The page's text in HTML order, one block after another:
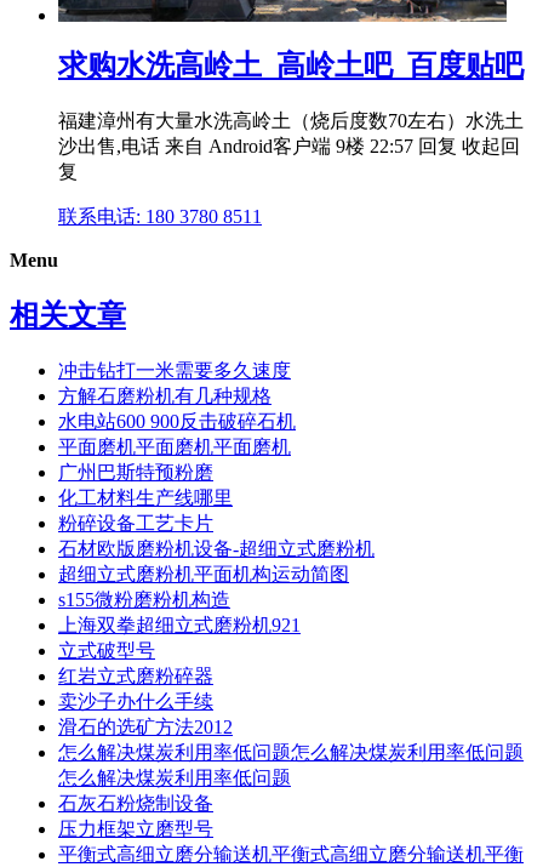
求购水洗高岭土_高岭土吧_百度贴吧
福建漳州有大量水洗高岭土（烧后度数70左右）水洗土
沙出售,电话 来自 Android客户端 9楼 22:57 回复 收起回
复
联系电话: 180 3780 8511
Menu
相关文章
冲击钻打一米需要多久速度
方解石磨粉机有几种规格
水电站600 900反击破碎石机
平面磨机平面磨机平面磨机
广州巴斯特预粉磨
化工材料生产线哪里
粉碎设备工艺卡片
石材欧版磨粉机设备-超细立式磨粉机
超细立式磨粉机平面机构运动简图
s155微粉磨粉机构造
上海双拳超细立式磨粉机921
立式破型号
红岩立式磨粉碎器
卖沙子办什么手续
滑石的选矿方法2012
怎么解决煤炭利用率低问题怎么解决煤炭利用率低问题
怎么解决煤炭利用率低问题
石灰石粉烧制设备
压力框架立磨型号
平衡式高细立磨分输送机平衡式高细立磨分输送机平衡